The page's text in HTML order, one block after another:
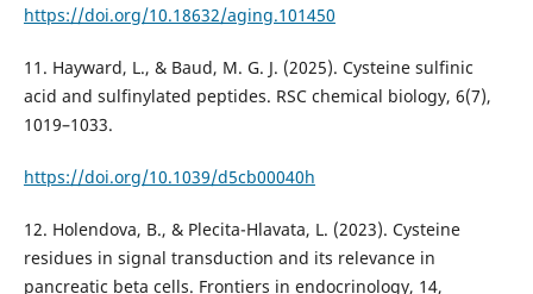
https://doi.org/10.18632/aging.101450
11. Hayward, L., & Baud, M. G. J. (2025). Cysteine sulfinic
acid and sulfinylated peptides. RSC chemical biology, 6(7),
1019–1033.
https://doi.org/10.1039/d5cb00040h
12. Holendova, B., & Plecita-Hlavata, L. (2023). Cysteine
residues in signal transduction and its relevance in
pancreatic beta cells. Frontiers in endocrinology, 14,